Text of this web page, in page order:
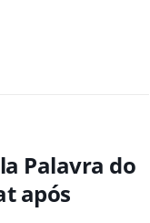
Palavra do
após